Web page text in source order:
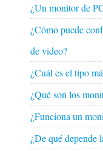
¿Un monitor de
¿Cómo puede
de video?
¿Cuál es el tipo
¿Qué son los
¿Funciona un
¿De qué depende